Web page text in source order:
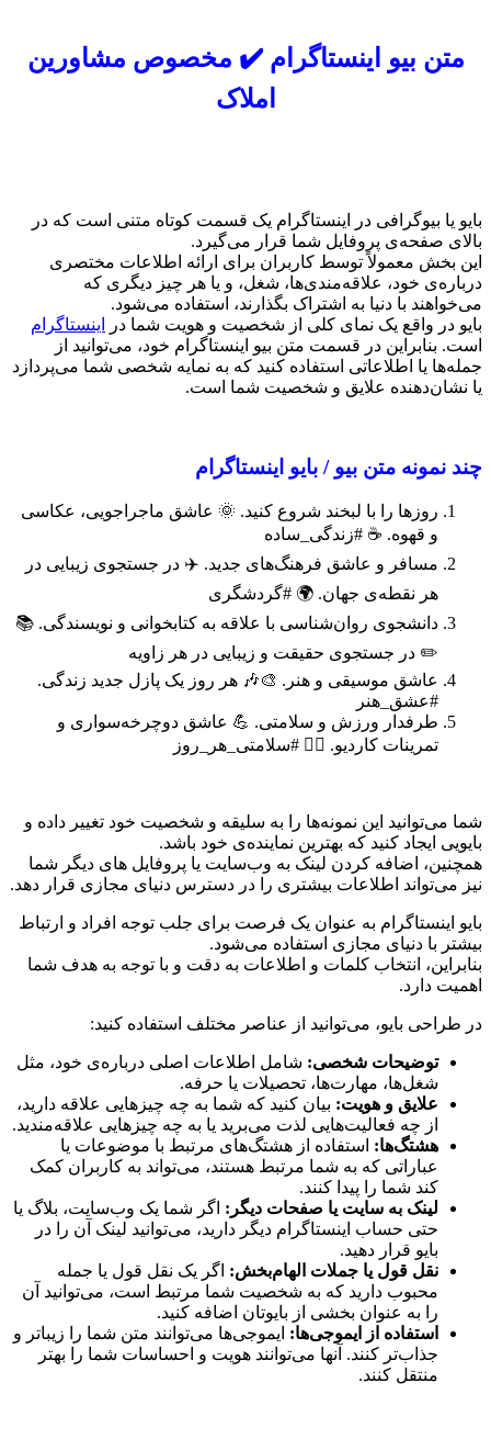
متن بیو اینستاگرام ✔️ مخصوص مشاورین
املاک
بایو یا بیوگرافی در اینستاگرام یک قسمت کوتاه متنی است که در
بالای صفحه‌ی پروفایل شما قرار می‌گیرد.
این بخش معمولاً توسط کاربران برای ارائه اطلاعات مختصری
درباره‌ی خود، علاقه‌مندی‌ها، شغل، و یا هر چیز دیگری که
می‌خواهند با دنیا به اشتراک بگذارند، استفاده می‌شود.
بایو در واقع یک نمای کلی از شخصیت و هویت شما در
اینستاگرام
است. بنابراین در قسمت متن بیو اینستاگرام خود، می‌توانید از
جمله‌ها یا اطلاعاتی استفاده کنید که به نمایه شخصی شما می‌پردازد
یا نشان‌دهنده علایق و شخصیت شما است.
چند نمونه متن بیو / بایو اینستاگرام
روزها را با لبخند شروع کنید. 🌞 عاشق ماجراجویی، عکاسی
و قهوه. ☕️ #زندگی_ساده
مسافر و عاشق فرهنگ‌های جدید. ✈️ در جستجوی زیبایی در
هر نقطه‌ی جهان. 🌍 #گردشگری
دانشجوی روان‌شناسی با علاقه به کتابخوانی و نویسندگی. 📚
✏️ در جستجوی حقیقت و زیبایی در هر زاویه
عاشق موسیقی و هنر. 🎨🎶 هر روز یک پازل جدید زندگی.
#عشق_هنر
طرفدار ورزش و سلامتی. 💪 عاشق دوچرخه‌سواری و
تمرینات کاردیو. 🚴‍♀️ #سلامتی_هر_روز
شما می‌توانید این نمونه‌ها را به سلیقه و شخصیت خود تغییر داده و
بایویی ایجاد کنید که بهترین نماینده‌ی خود باشد.
همچنین، اضافه کردن لینک به وب‌سایت یا پروفایل های دیگر شما
نیز می‌تواند اطلاعات بیشتری را در دسترس دنیای مجازی قرار دهد.
بایو اینستاگرام به عنوان یک فرصت برای جلب توجه افراد و ارتباط
بیشتر با دنیای مجازی استفاده می‌شود.
بنابراین، انتخاب کلمات و اطلاعات به دقت و با توجه به هدف شما
اهمیت دارد.
در طراحی بایو، می‌توانید از عناصر مختلف استفاده کنید:
توضیحات شخصی: شامل اطلاعات اصلی درباره‌ی خود، مثل
شغل‌ها، مهارت‌ها، تحصیلات یا حرفه.
علایق و هویت: بیان کنید که شما به چه چیزهایی علاقه دارید،
از چه فعالیت‌هایی لذت می‌برید یا به چه چیزهایی علاقه‌مندید.
هشتگ‌ها: استفاده از هشتگ‌های مرتبط با موضوعات یا
عباراتی که به شما مرتبط هستند، می‌تواند به کاربران کمک
کند شما را پیدا کنند.
لینک به سایت یا صفحات دیگر : اگر شما یک وب‌سایت، بلاگ یا
حتی حساب اینستاگرام دیگر دارید، می‌توانید لینک آن را در
بایو قرار دهید.
نقل قول یا جملات الهام‌بخش: اگر یک نقل قول یا جمله
محبوب دارید که به شخصیت شما مرتبط است، می‌توانید آن
را به عنوان بخشی از بایوتان اضافه کنید.
استفاده از ایموجی‌ها: ایموجی‌ها می‌توانند متن شما را زیبا‌تر و
جذاب‌تر کنند. آنها می‌توانند هویت و احساسات شما را بهتر
منتقل کنند.